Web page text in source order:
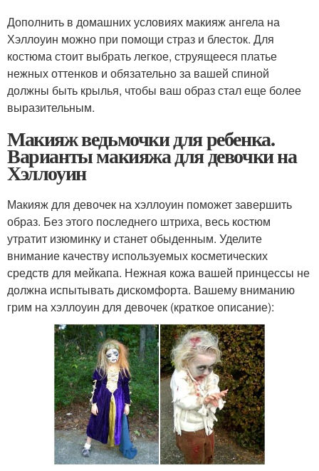
Дополнить в домашних условиях макияж ангела на
Хэллоуин можно при помощи страз и блесток. Для
костюма стоит выбрать легкое, струящееся платье
нежных оттенков и обязательно за вашей спиной
должны быть крылья, чтобы ваш образ стал еще более
выразительным.
Макияж ведьмочки для ребенка.
Варианты макияжа для девочки на
Хэллоуин
Макияж для девочек на хэллоуин поможет завершить
образ. Без этого последнего штриха, весь костюм
утратит изюминку и станет обыденным. Уделите
внимание качеству используемых косметических
средств для мейкапа. Нежная кожа вашей принцессы не
должна испытывать дискомфорта. Вашему вниманию
грим на хэллоуин для девочек (краткое описание):